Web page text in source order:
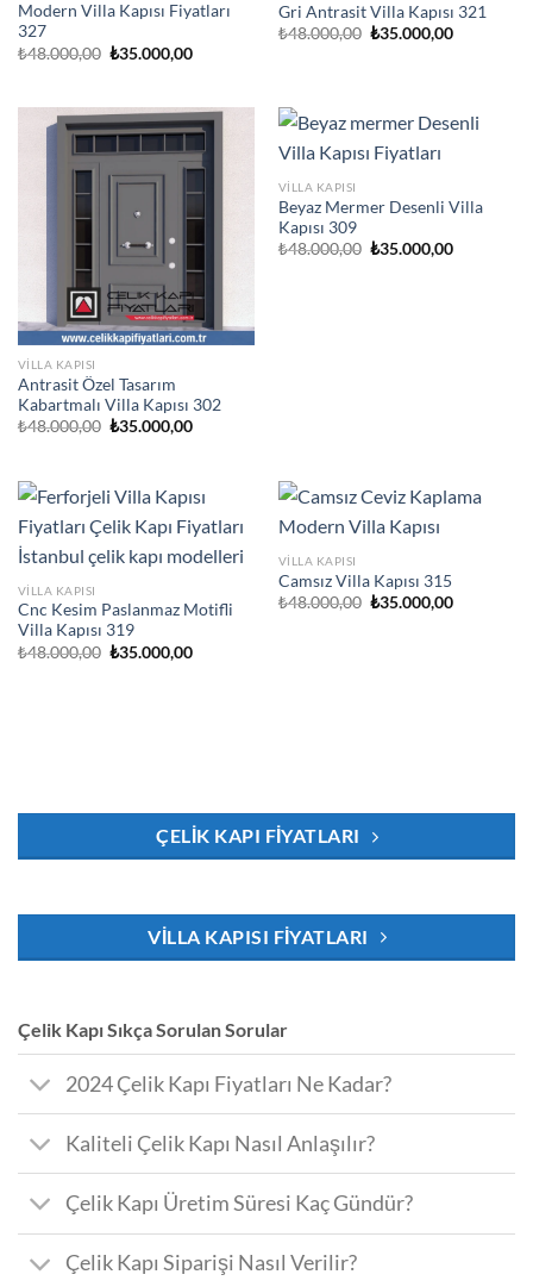
Modern Villa Kapısı Fiyatları
327
₺48.000,00 Orijinal
₺35.000,00Şu
Gri Antrasit Villa Kapısı 321
₺48.000,00 Orijinal
₺35.000,00Şu
VILLA KAPISI
Antrasit Özel Tasarım
Kabartmalı Villa Kapısı 302
₺48.000,00 Orijinal
₺35.000,00Şu
VILLA KAPISI
Beyaz Mermer Desenli Villa
Kapısı 309
₺48.000,00 Orijinal
₺35.000,00Şu
VILLA KAPISI
Cnc Kesim Paslanmaz Motifli
Villa Kapısı 319
₺48.000,00 Orijinal
₺35.000,00Şu
VILLA KAPISI
Camsız Villa Kapısı 315
₺48.000,00 Orijinal
₺35.000,00Şu
ÇELIK KAPI FIYATLARI
VILLA KAPISI FIYATLARI
Çelik Kapı Sıkça Sorulan Sorular
2024 Çelik Kapı Fiyatları Ne Kadar?
Kaliteli Çelik Kapı Nasıl Anlaşılır?
Çelik Kapı Üretim Süresi Kaç Gündür?
Çelik Kapı Siparişi Nasıl Verilir?